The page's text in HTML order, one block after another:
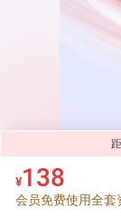
¥138
会员免费使用全套